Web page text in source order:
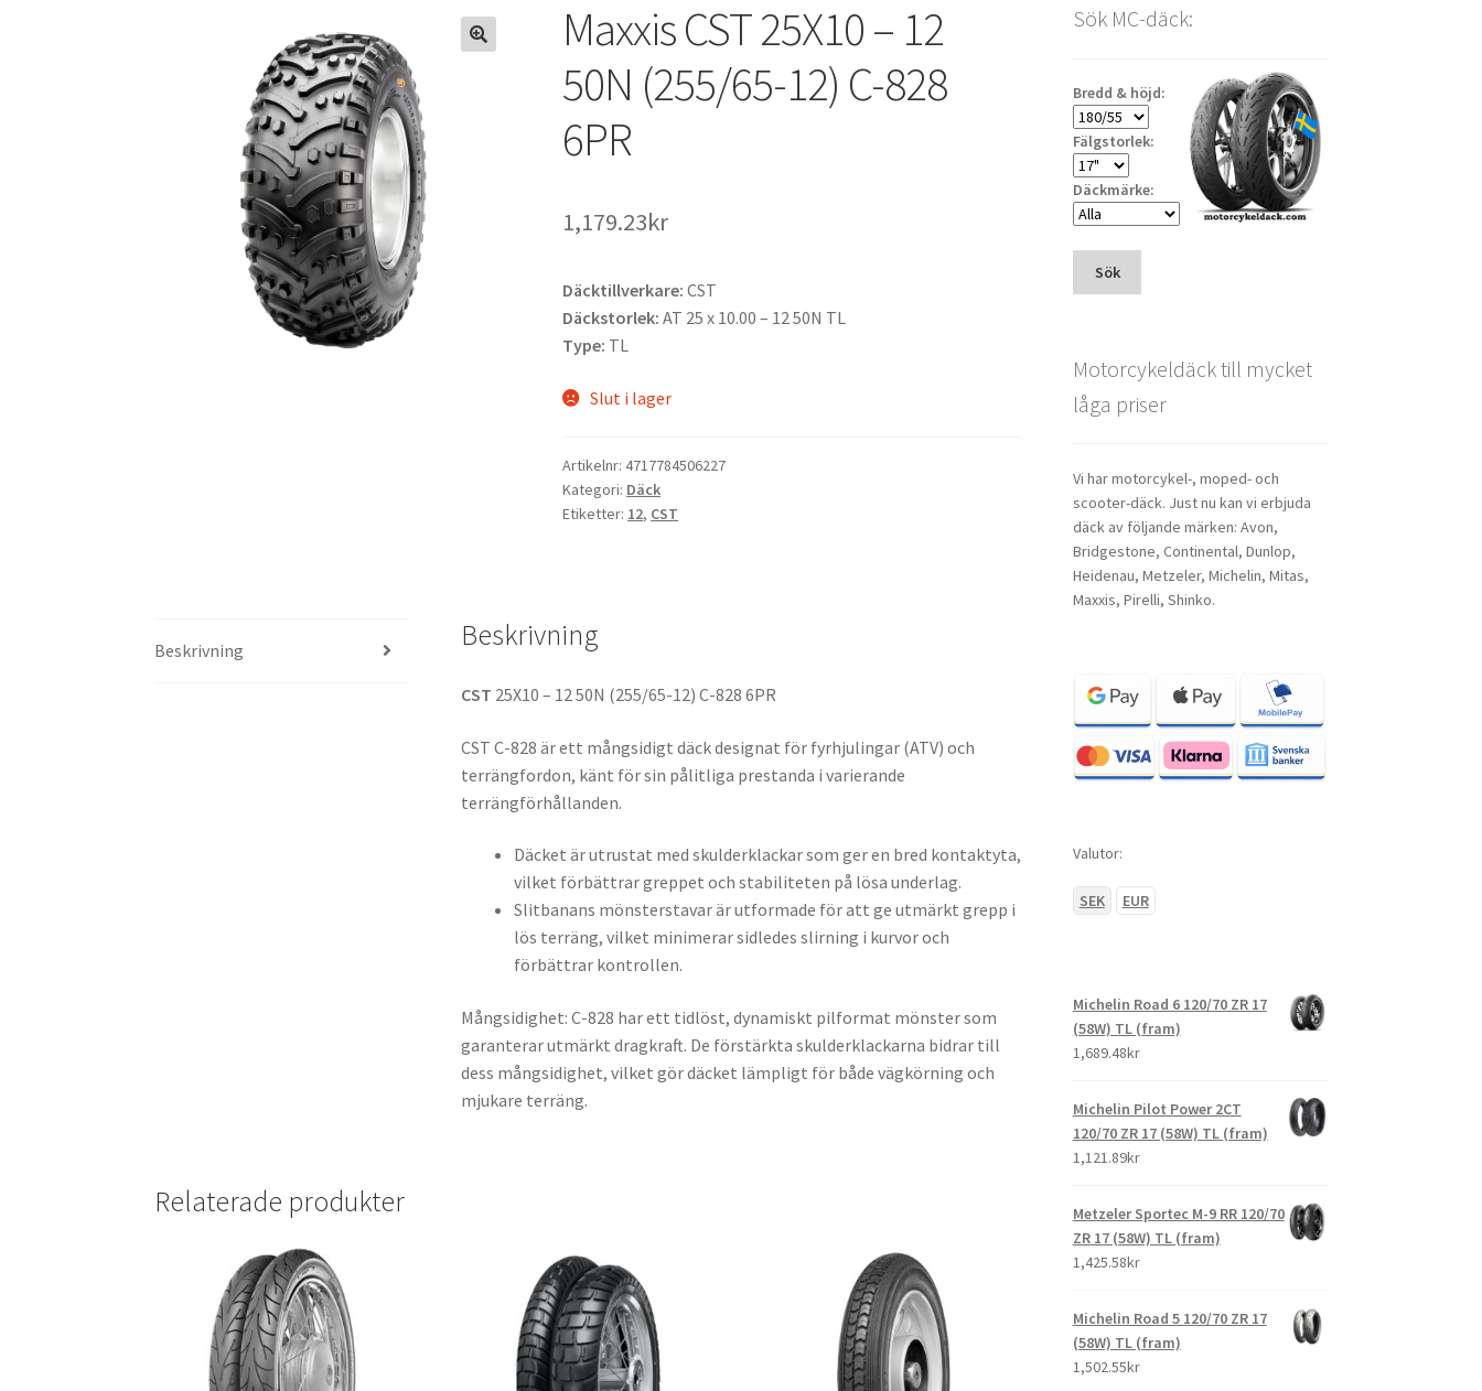
Maxxis CST 25X10 – 12
50N (255/65-12) C-828
6PR
1,179.23kr
Däcktillverkare: CST
Däckstorlek: AT 25 x 10.00 – 12 50N TL
Type: TL
Slut i lager
Artikelnr:4717784506227
Kategori: Däck
Etiketter: 12, CST
Beskrivning Beskrivning
CST 25X10 – 12 50N (255/65-12) C-828 6PR
CST C-828 är ett mångsidigt däck designat för fyrhjulingar (ATV) och
terrängfordon, känt för sin pålitliga prestanda i varierande
terrängförhållanden.
Däcket är utrustat med skulderklackar som ger en bred kontaktyta,
vilket förbättrar greppet och stabiliteten på lösa underlag.
Slitbanans mönsterstavar är utformade för att ge utmärkt grepp i
lös terräng, vilket minimerar sidledes slirning i kurvor och
förbättrar kontrollen.
Mångsidighet: C-828 har ett tidlöst, dynamiskt pilformat mönster som
garanterar utmärkt dragkraft. De förstärkta skulderklackarna bidrar till
dess mångsidighet, vilket gör däcket lämpligt för både vägkörning och
mjukare terräng.
Relaterade produkter
Sök MC-däck:
Bredd & höjd:
Fälgstorlek:
Däckmärke:
Sök
Motorcykeldäck till mycket
låga priser
Vi har motorcykel-, moped- och
scooter-däck. Just nu kan vi erbjuda
däck av följande märken: Avon,
Bridgestone, Continental, Dunlop,
Heidenau, Metzeler, Michelin, Mitas,
Maxxis, Pirelli, Shinko.
Valutor:
SEK EUR
Michelin Road 6 120/70 ZR 17
(58W) TL (fram)
1,689.48kr
Michelin Pilot Power 2CT
120/70 ZR 17 (58W) TL (fram)
1,121.89kr
Metzeler Sportec M-9 RR 120/70
ZR 17 (58W) TL (fram)
1,425.58kr
Michelin Road 5 120/70 ZR 17
(58W) TL (fram)
1,502.55kr